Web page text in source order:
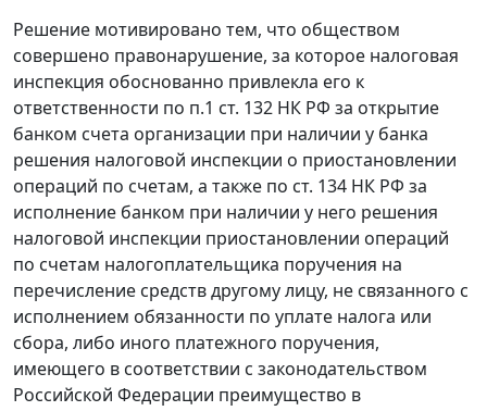
Решение мотивировано тем, что обществом
совершено правонарушение, за которое налоговая
инспекция обоснованно привлекла его к
ответственности по п.1 ст. 132 НК РФ за открытие
банком счета организации при наличии у банка
решения налоговой инспекции о приостановлении
операций по счетам, а также по ст. 134 НК РФ за
исполнение банком при наличии у него решения
налоговой инспекции приостановлении операций
по счетам налогоплательщика поручения на
перечисление средств другому лицу, не связанного с
исполнением обязанности по уплате налога или
сбора, либо иного платежного поручения,
имеющего в соответствии с законодательством
Российской Федерации преимущество в